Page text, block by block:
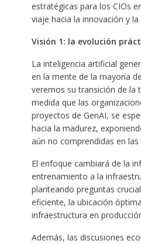
estratégicas para los CIOs
viaje hacia la innovación y
Visión 1: la evolución
La inteligencia artificial
en la mente de la mayoría
veremos su transición de la
medida que las
proyectos de GenAI, se
hacia la madurez,
aún no comprendidas en las
El enfoque cambiará de la
entrenamiento a la
planteando preguntas
eficiente, la ubicación
infraestructura en
Además, las discusiones